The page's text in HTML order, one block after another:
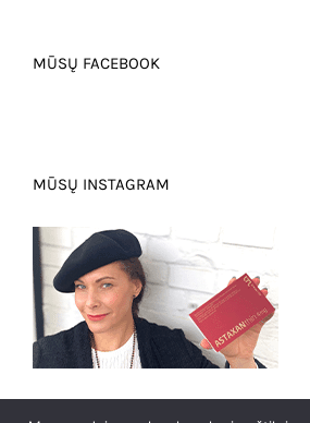
MŪSŲ FACEBOOK
MŪSŲ INSTAGRAM